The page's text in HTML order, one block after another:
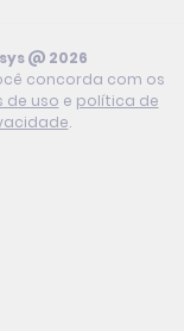
@ 2026
concorda com os
de uso e política de
.